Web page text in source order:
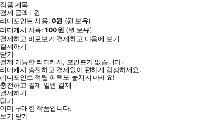
작품 제목
결제 금액 : 원
리디포인트 사용: 0원 (원 보유)
리디캐시 사용:100원 (원 보유)
결제하고 바로보기 결제하고 다음에 보기
결제하기
닫기
결제 가능한 리디캐시, 포인트가 없습니다.
리디캐시 충전하고 결제없이 편하게 감상하세요.
리디포인트 적립 혜택도 놓치지 마세요!
충전하고 결제 일반 결제
결제하기
닫기
이미 구매한 작품입니다.
보기 닫기